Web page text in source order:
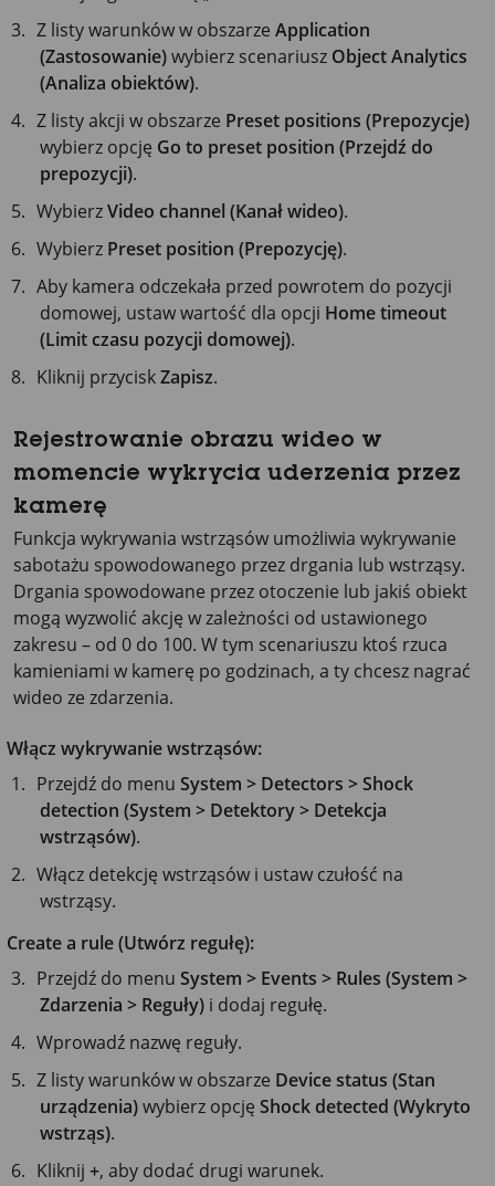
Z listy warunków w obszarzeApplication
(Zastosowanie)wybierz scenariusz Object Analytics
(Analiza obiektów).
Z listy akcji w obszarze Preset positions (Prepozycje)
wybierz opcję Go to preset position (Przejdź do
prepozycji).
WybierzVideo channel (Kanał wideo).
Wybierz Preset position (Prepozycję).
Aby kamera odczekała przed powrotem do pozycji
domowej, ustaw wartość dla opcji Home timeout
(Limit czasu pozycji domowej).
Kliknij przyciskZapisz.
Rejestrowanie obrazu wideo w
momencie wykrycia uderzenia przez
kamerę
Funkcja wykrywania wstrząsów umożliwia wykrywanie
sabotażu spowodowanego przez drgania lub wstrząsy.
Drgania spowodowane przez otoczenie lub jakiś obiekt
mogą wyzwolić akcję w zależności od ustawionego
zakresu – od 0 do 100. W tym scenariuszu ktoś rzuca
kamieniami w kamerę po godzinach, a ty chcesz nagrać
wideo ze zdarzenia.
Włącz wykrywanie wstrząsów:
Przejdź do menuSystem > Detectors > Shock
detection (System > Detektory > Detekcja
wstrząsów).
Włącz detekcję wstrząsów i ustaw czułość na
wstrząsy.
Create a rule (Utwórz regułę):
Przejdź do menuSystem > Events > Rules (System >
Zdarzenia > Reguły) i dodaj regułę.
Wprowadź nazwę reguły.
Z listy warunków w obszarze Device status (Stan
urządzenia)wybierz opcję Shock detected (Wykryto
wstrząs).
Kliknij+, aby dodać drugi warunek.